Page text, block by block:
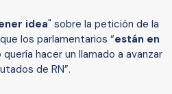
idea" sobre la petición de la
los parlamentarios “están en
quería hacer un llamado a avanzar
de RN”.